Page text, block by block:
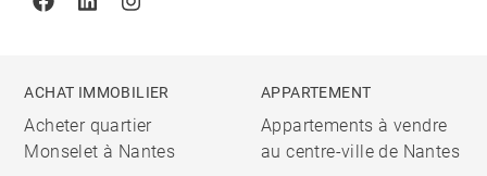
FacebookLinkedinInstagram
ACHAT IMMOBILIER
Acheter quartier
Monselet à Nantes
APPARTEMENT
Appartements à vendre
au centre-ville de Nantes